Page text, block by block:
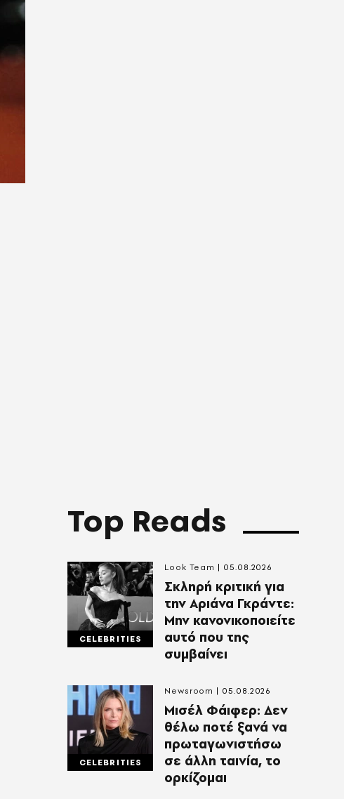
Top Reads
CELEBRITIES
Σκληρή κριτική για
την Αριάνα Γκράντε:
Μην κανονικοποιείτε
αυτό που της
συμβαίνει
Look Team 05.08.2026
CELEBRITIES
Μισέλ Φάιφερ: Δεν
θέλω ποτέ ξανά να
πρωταγωνιστήσω
σε άλλη ταινία, το
ορκίζομαι
Newsroom 05.08.2026